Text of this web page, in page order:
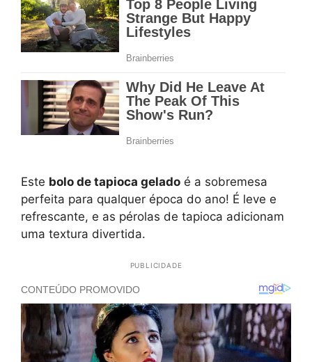
Este bolo de tapioca gelado é a sobremesa
perfeita para qualquer época do ano! É leve e
refrescante, e as pérolas de tapioca adicionam
uma textura divertida.
PUBLICIDADE